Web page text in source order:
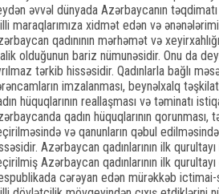
əvvəl dünyada Azərbaycanın
maraqlarımıza xidmət edən və
qadınının mərhəmət və
olduğunun bariz nümunəsidir. Onu da
tərkib hissəsidir. Qadınlarla bağlı
imzalanması, beynəlxalq
hüquqlarının reallaşması və təminatı
qadın hüquqlarının
və qanunların qəbul
Azərbaycan qadınlarının ilk
Azərbaycan qadınlarının ilk
cərəyan edən mürəkkəb